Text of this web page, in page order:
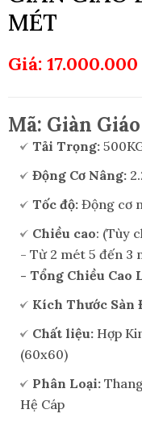
MÉT
Giá:
Mã: Giàn
Tải Trọng:
Động Cơ Nâng:
Tốc độ: Động cơ
Chiều cao: (Tùy
- Từ 2 mét 5 đến 3
- Tổng Chiều Cao
Kích Thước Sàn
Chất liệu: Hợp
(60x60)
Phân Loại:
Hệ Cáp